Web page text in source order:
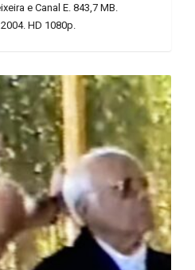
e Canal E. 843,7 MB.
HD 1080p.